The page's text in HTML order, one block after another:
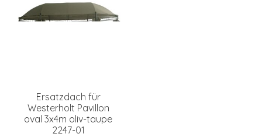
Ersatzdach für
Westerholt Pavillon
oval 3x4m oliv-taupe
2247-01